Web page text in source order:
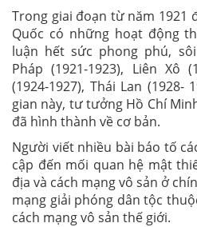
Trong giai đoạn từ năm 1921
Quốc có những hoạt động
luận hết sức phong phú,
Pháp (1921-1923), Liên Xô
(1924-1927), Thái Lan (1928-
gian này, tư tưởng Hồ Chí
đã hình thành về cơ bản.
Người viết nhiều bài báo tố
cập đến mối quan hệ mật
địa và cách mạng vô sản ở
mạng giải phóng dân tộc
cách mạng vô sản thế giới.